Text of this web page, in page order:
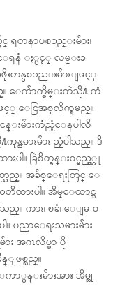
ရတနာပစၥည္းမ်ား၊
၊ ေရနံ ႏွင့္ လမ္းခ
တန္ပစၥည္းမ်ားျဖင့္
ည္။ ေက်ာက္စိမ္းကဲသို႔ ကံ
င့္ ေငြအစုလိုက္ရမည္။
ငန္းမ်ားကံညံ့ေနပါလိ
န္သမားမ်ား ညံ့ပါသည္။ ဒီ
ါ။ ခြဲစိတ္ခန္းဝင္မည့္သူ
သည္။ အခ်စ္ေရးတြင္ ေ
ထားပါ။ အိမ္ေထာင္သ
ည္။ ကား၊ ၿခံ၊ ေျမ ဝ
။ ပညာေရးသမားမ်ား
အဂၤလိပ္စာ ပို
ျဖစ္သည္။
ပန္းမ်ားအား အိမ္ဘု